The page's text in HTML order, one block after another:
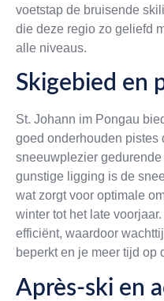
voetstap de bruisende
die deze regio zo geliefd
alle niveaus.
Skigebied en
St. Johann im Pongau
goed onderhouden pistes
sneeuwplezier
gunstige ligging is de
wat zorgt voor optimale
winter tot het late
efficiënt, waardoor
beperkt en je meer tijd op
Après-ski en